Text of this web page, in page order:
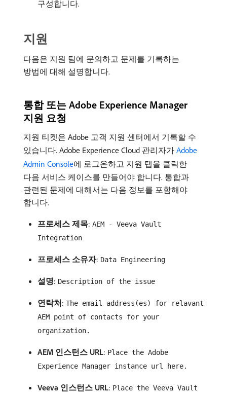
구성합니다.
지원
다음은 지원 팀에 문의하고 문제를 기록하는
방법에 대해 설명합니다.
통합 또는 Adobe Experience Manager
지원 요청
지원 티켓은 Adobe 고객 지원 센터에서 기록할 수
있습니다. Adobe Experience Cloud 관리자가 Adobe
Admin Console에 로그온하고 지원 탭을 클릭한
다음 서비스 케이스를 만들어야 합니다. 통합과
관련된 문제에 대해서는 다음 정보를 포함해야
합니다.
프로세스 제목: AEM - Veeva Vault
Integration
프로세스 소유자: Data Engineering
설명: Description of the issue
연락처: The email address(es) for relavant
AEM point of contacts for your
organization.
AEM 인스턴스 URL: Place the Adobe
Experience Manager instance url here.
Veeva 인스턴스 URL: Place the Veeva Vault